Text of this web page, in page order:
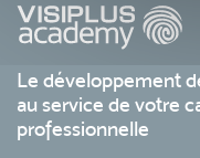
Le développement
au service de votre
professionnelle